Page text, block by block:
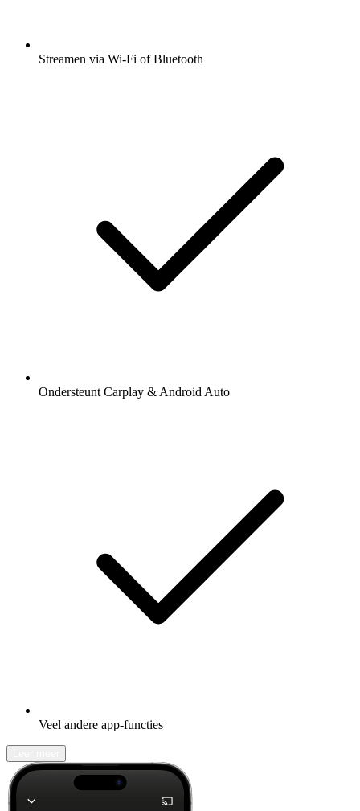
Streamen via Wi-Fi of Bluetooth
Ondersteunt Carplay & Android Auto
Veel andere app-functies